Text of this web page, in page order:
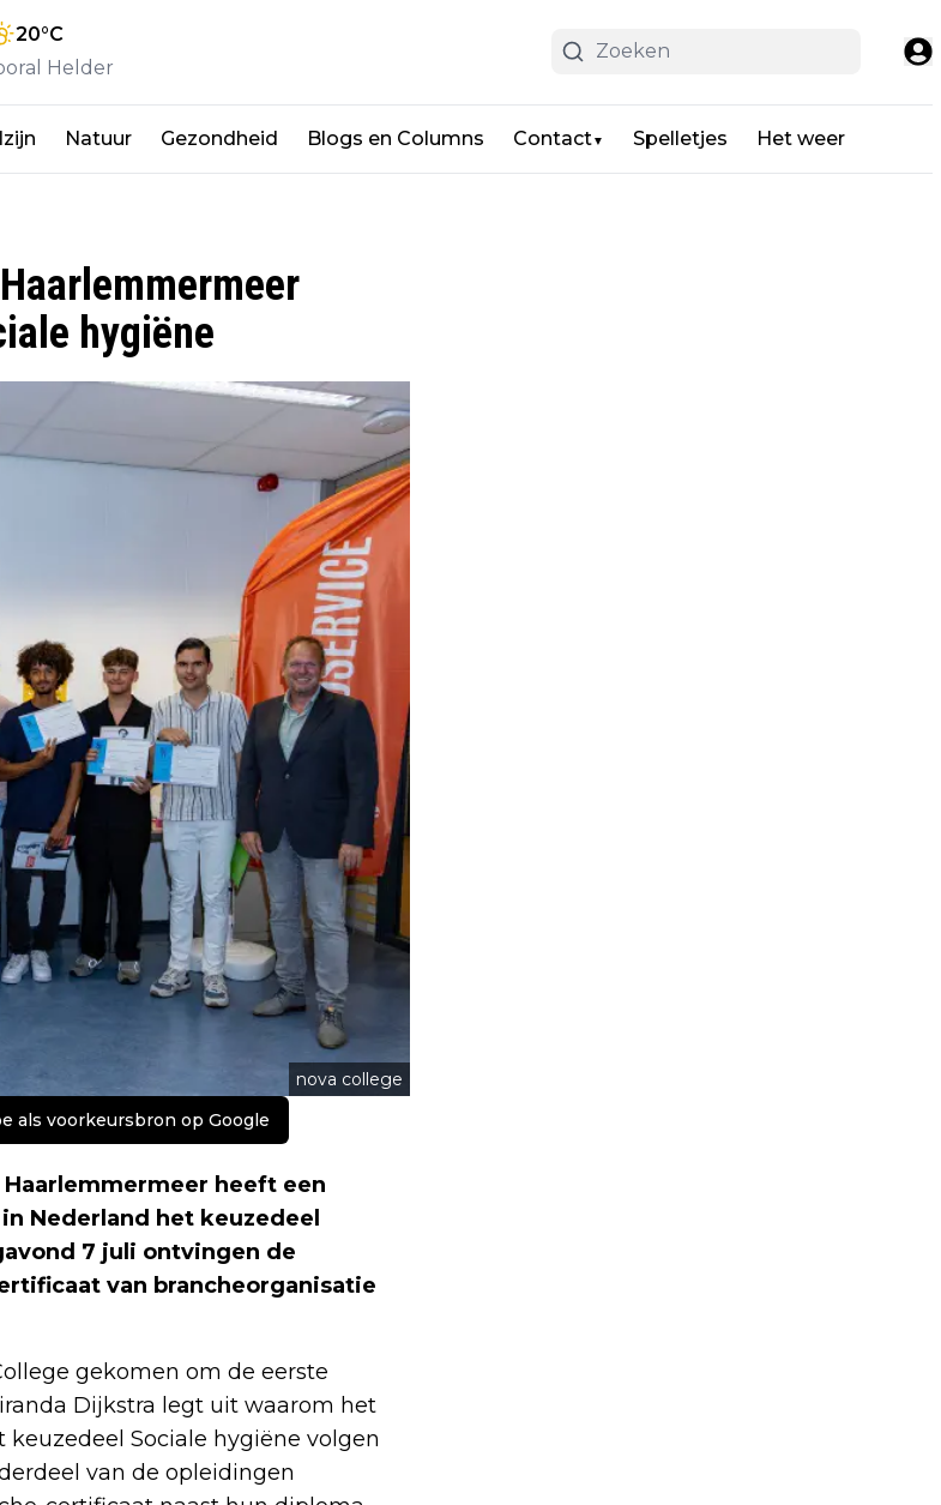
20°C
Helder
Natuur Gezondheid Blogs en Columns Contact▼ Spelletjes Het weer
hygiëne
nova college
als voorkeursbron op Google
Haarlemmermeer heeft een
Nederland het keuzedeel
7 juli ontvingen de
van brancheorganisatie
gekomen om de eerste
Dijkstra legt uit waarom het
Sociale hygiëne volgen
van de opleidingen